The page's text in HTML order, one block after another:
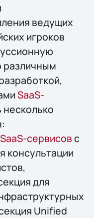
ведущих
игроков
различным
SaaS-
несколько
SaaS-сервисовс
консультации
для
Unified